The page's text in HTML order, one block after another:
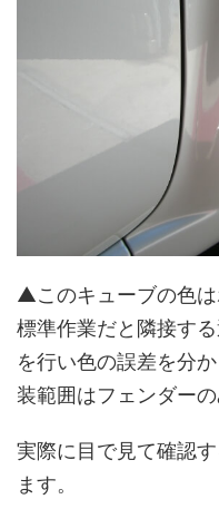
▲このキューブの色
標準作業だと隣接す
を行い色の誤差を分
装範囲はフェンダーの
実際に目で見て確認
ます。